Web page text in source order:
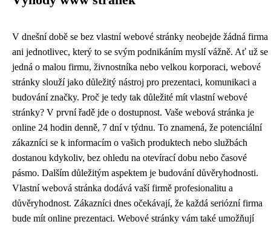
V dnešní době se bez vlastní webové stránky neobejde žádná firma
ani jednotlivec, který to se svým podnikáním myslí vážně. Ať už se
jedná o malou firmu, živnostníka nebo velkou korporaci, webové
stránky slouží jako důležitý nástroj pro prezentaci, komunikaci a
budování značky. Proč je tedy tak důležité mít vlastní webové
stránky? V první řadě jde o dostupnost. Vaše webová stránka je
online 24 hodin denně, 7 dní v týdnu. To znamená, že potenciální
zákazníci se k informacím o vašich produktech nebo službách
dostanou kdykoliv, bez ohledu na otevírací dobu nebo časové
pásmo. Dalším důležitým aspektem je budování důvěryhodnosti.
Vlastní webová stránka dodává vaší firmě profesionalitu a
důvěryhodnost. Zákazníci dnes očekávají, že každá seriózní firma
bude mít online prezentaci. Webové stránky vám také umožňují